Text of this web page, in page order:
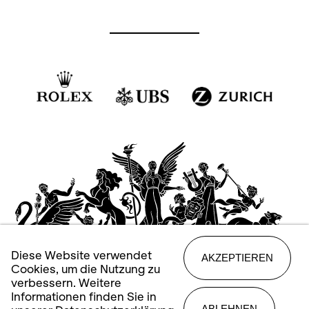
Diese Website verwendet
Cookies, um die Nutzung zu
verbessern. Weitere
Informationen finden Sie in
AKZEPTIEREN